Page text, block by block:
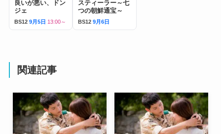
良いが悪い、ドン
ジェ
BS12 9月5日 13:00～
スティーラー～七
つの朝鮮通宝～
BS12 9月6日
関連記事